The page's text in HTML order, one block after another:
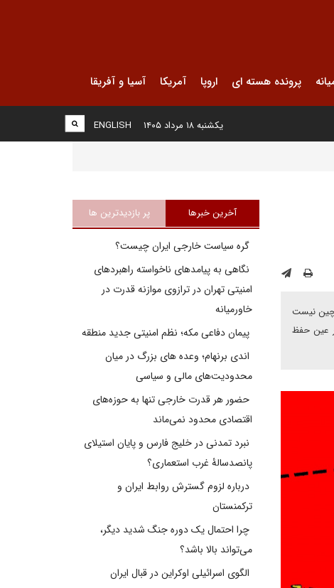
پرونده هسته ای اروپا آمریکا آسیا و آفریقا
ENGLISH یکشنبه ۱۸ مرداد ۱۴۰۵
چین نیست
عین حفظ
آخرین خبرها پر بازدیدترین ها
گره سیاست خارجی ایران چیست؟
نگاهی به پیامدهای ناخواسته راهبردهای
امنیتی تهران در ترازوی موازنه قدرت در
خاورمیانه
پیمان دفاعی مکه؛ نظم امنیتی جدید منطقه
اندی برنهام؛ وعده های بزرگ در میان
محدودیت‌های مالی و سیاسی
حضور هر قدرت خارجی تنها به حوزه‌های
اقتصادی محدود نمی‌ماند
نبرد تمدنی در خلیج فارس و پایان استیلای
پانصدسالۀ غرب استعماری؟
درباره لزوم گسترش روابط ایران و
ترکمنستان
چرا احتمال یک دوره جنگ شدید دیگر،
می‌تواند بالا باشد؟
الگوی اسرائیلی اوکراین در قبال ایران